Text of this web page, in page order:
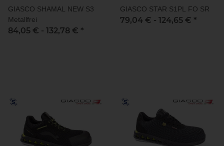
GIASCO SHAMAL NEW S3
Metallfrei
84,05 € - 132,78 € *
GIASCO STAR S1PL FO SR
79,04 € - 124,65 € *